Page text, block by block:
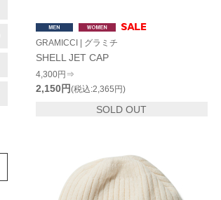
GRAMICCI | グラミチ
SHELL JET CAP
4,300円⇒
2,150円(税込:2,365円)
SOLD OUT